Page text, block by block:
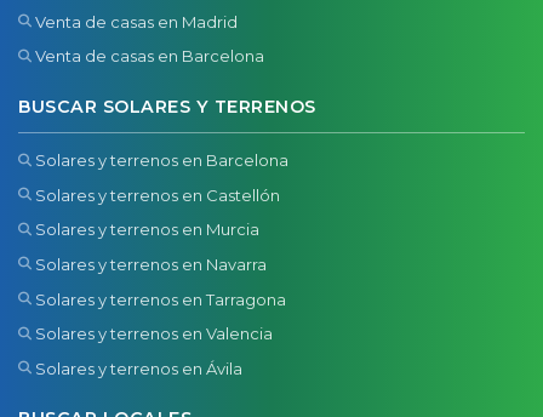
Venta de casas en Madrid
Venta de casas en Barcelona
BUSCAR SOLARES Y TERRENOS
Solares y terrenos en Barcelona
Solares y terrenos en Castellón
Solares y terrenos en Murcia
Solares y terrenos en Navarra
Solares y terrenos en Tarragona
Solares y terrenos en Valencia
Solares y terrenos en Ávila